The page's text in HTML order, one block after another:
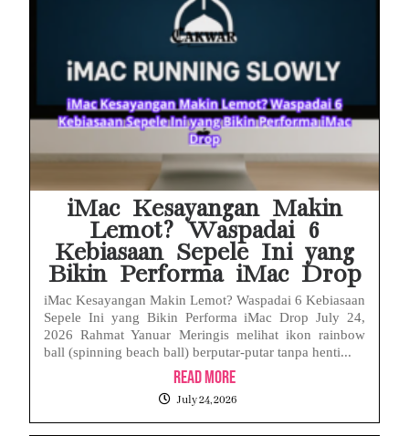
iMac Kesayangan Makin
Lemot? Waspadai 6
Kebiasaan Sepele Ini yang
Bikin Performa iMac Drop
iMac Kesayangan Makin Lemot? Waspadai 6 Kebiasaan
Sepele Ini yang Bikin Performa iMac Drop July 24,
2026 Rahmat Yanuar Meringis melihat ikon rainbow
ball (spinning beach ball) berputar-putar tanpa henti...
Read More
July 24, 2026